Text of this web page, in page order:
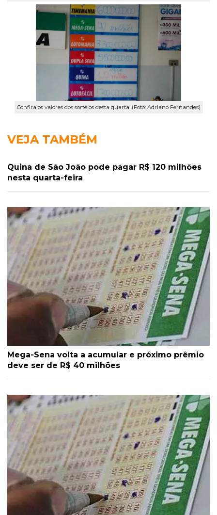
Confira os valores dos sorteios desta quarta. (Foto: Adriano Fernandes)
VEJA TAMBÉM
Quina de São João pode pagar R$ 120 milhões
nesta quarta-feira
Mega-Sena volta a acumular e próximo prêmio
deve ser de R$ 40 milhões